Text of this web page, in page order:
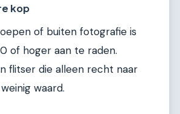
kop
of buiten fotografie is
of hoger aan te raden.
flitser die alleen recht naar
waard.